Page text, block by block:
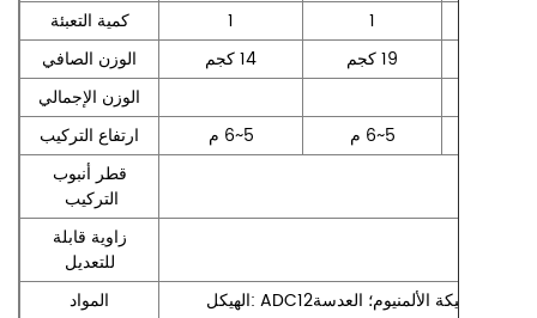
‏كمية التعبئة‏
1 1
‏الوزن الصافي‏
‏الوزن الإجمالي‏
‏ارتفاع التركيب‏
‏قطر أنبوب
التركيب ‏
‏زاوية قابلة
للتعديل‏
‏المواد‏